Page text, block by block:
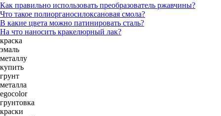
Как правильно использовать преобразователь ржавчины?
Что такое полиорганосилоксановая смола?
В какие цвета можно патинировать сталь?
На что наносить кракелюрный лак?
краска
эмаль
металлу
купить
грунт
металла
egocolor
грунтовка
краски